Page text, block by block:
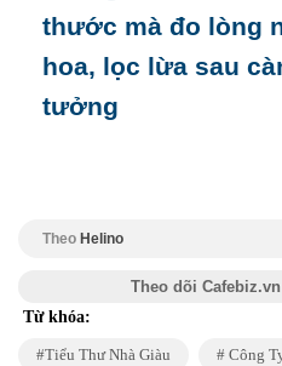
thước mà đo lòng
hoa, lọc lừa sau
tưởng
Theo Helino
Theo dõi
Từ khóa:
Tiểu Thư Nhà Giàu Công